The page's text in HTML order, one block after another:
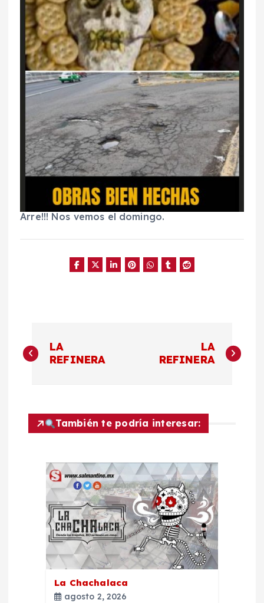
Arre!!! Nos vemos el domingo.
a
e
LA
REFINERA
LA
REFINERA
También te podría interesar:
La Chachalaca
agosto 2, 2026